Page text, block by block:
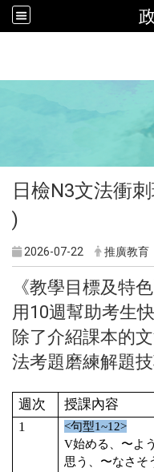
日檢N3文法衝
)
2026-07-22 推廣教育
《教學目標及特色
用10週幫助考生
除了介紹課本的
法考題磨練解題
週次 授課內容
1
<句型1~12>
V始める、〜よ
思う、〜なさそ